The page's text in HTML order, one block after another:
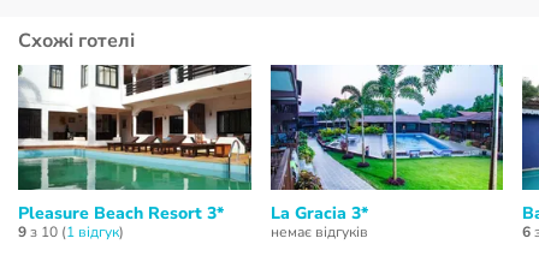
Схожі готелі
Pleasure Beach Resort 3*
9з 10 (1 відгук)
La Gracia 3*
немає відгуків 6